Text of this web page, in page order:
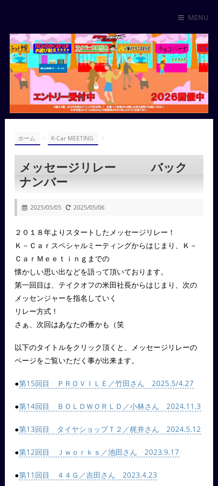
MENU
ホーム > K-Car MEETING >
メッセージリレー バック
ナンバー
2025/05/05 2025/05/06
２０１８年よりスタートしたメッセージリレー！
Ｋ－Ｃａｒスペシャルミーティングからはじまり、Ｋ－
ＣａｒＭｅｅｔｉｎｇまでの
懐かしい思い出などを語って頂いております。
第一回目は、テイクオフの米田社長からはじまり、次の
メッセンジャーを指名していく
リレー方式！
さぁ、次回はあなたの番かも（笑
以下のタイトルをクリック頂くと、メッセージリレーの
ページをご覧いただく事が出来ます。
●第15回目 ＰＲＯＶＩＬＥ／竹田さん 2025.5/4.27
●第14回目 ＢＯＬＤＷＯＲＬＤ／小林さん 2024.11.3
●第13回目 タイヤショップＴ２／梶井さん 2024.5.12
●第12回目 Ｊｗｏｒｋｓ／池田さん 2023.9.17
●第11回目 ４４Ｇ／吉田さん 2023.4.23